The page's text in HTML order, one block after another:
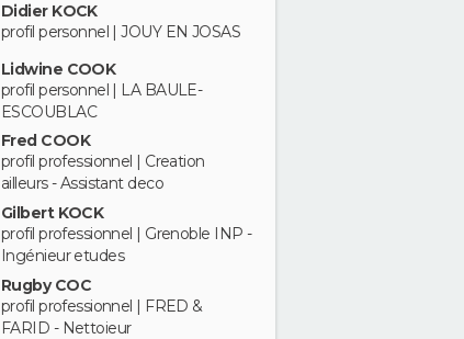
Didier KOCK
profil personnel | JOUY EN JOSAS
Lidwine COOK
profil personnel | LA BAULE-
ESCOUBLAC
Fred COOK
profil professionnel | Creation
ailleurs - Assistant deco
Gilbert KOCK
profil professionnel | Grenoble INP -
Ingénieur etudes
Rugby COC
profil professionnel | FRED &
FARID - Nettoieur